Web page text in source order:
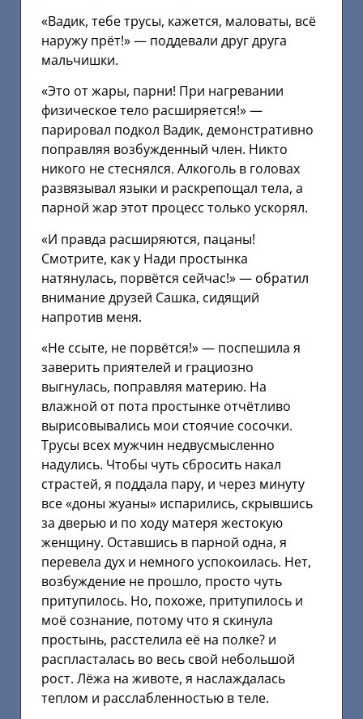
«Вадик, тебе трусы, кажется, маловаты, всё
наружу прёт!» — поддевали друг друга
мальчишки.
«Это от жары, парни! При нагревании
физическое тело расширяется!» —
парировал подкол Вадик, демонстративно
поправляя возбужденный член. Никто
никого не стеснялся. Алкоголь в головах
развязывал языки и раскрепощал тела, а
парной жар этот процесс только ускорял.
«И правда расширяются, пацаны!
Смотрите, как у Нади простынка
натянулась, порвётся сейчас!» — обратил
внимание друзей Сашка, сидящий
напротив меня.
«Не ссыте, не порвётся!» — поспешила я
заверить приятелей и грациозно
выгнулась, поправляя материю. На
влажной от пота простынке отчётливо
вырисовывались мои стоячие сосочки.
Трусы всех мужчин недвусмысленно
надулись. Чтобы чуть сбросить накал
страстей, я поддала пару, и через минуту
все «доны жуаны» испарились, скрывшись
за дверью и по ходу матеря жестокую
женщину. Оставшись в парной одна, я
перевела дух и немного успокоилась. Нет,
возбуждение не прошло, просто чуть
притупилось. Но, похоже, притупилось и
моё сознание, потому что я скинула
простынь, расстелила её на полке? и
распласталась во весь свой небольшой
рост. Лёжа на животе, я наслаждалась
теплом и расслабленностью в теле.